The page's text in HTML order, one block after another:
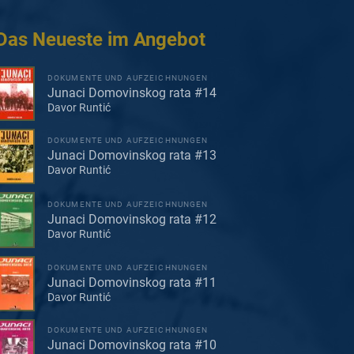
Neueste im Angebot
DOKUMENTE UND AUFZEICHNUNGEN
Junaci Domovinskog rata #14
Davor Runtić
DOKUMENTE UND AUFZEICHNUNGEN
Junaci Domovinskog rata #13
Davor Runtić
DOKUMENTE UND AUFZEICHNUNGEN
Junaci Domovinskog rata #12
Davor Runtić
DOKUMENTE UND AUFZEICHNUNGEN
Junaci Domovinskog rata #11
Davor Runtić
DOKUMENTE UND AUFZEICHNUNGEN
Junaci Domovinskog rata #10